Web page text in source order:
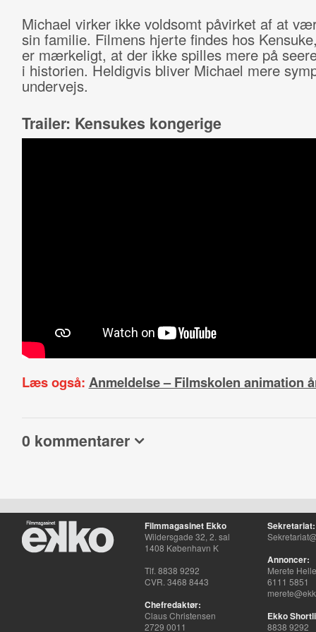
Michael virker ikke voldsomt påvirket af at
sin familie. Filmens hjerte findes hos
er mærkeligt, at der ikke spilles mere på
i historien. Heldigvis bliver Michael mere
undervejs.
Trailer: Kensukes kongerige
Læs også: Anmeldelse – Filmskolen animation
0 kommentarer
Filmmagasinet Ekko
Wildersgade 32, 2. sal
1408 København K
Tlf. 8838 9292
CVR. 3468 8443
Chefredaktør:
Claus Christensen
2729 0011
Sekretariat:
Annoncer:
Merete
6111 5851
Ekko
8838 9292